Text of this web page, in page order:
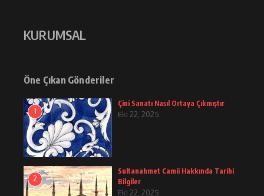
KURUMSAL
Öne Çıkan Gönderiler
1
Çini Sanatı Nasıl Ortaya Çıkmıştır
Eki 22, 2025
2
Sultanahmet Camii Hakkında Tarihi
Bilgiler
Eki 22, 2025